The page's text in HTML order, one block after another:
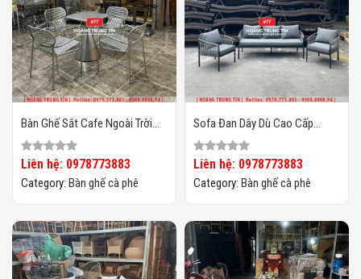
Bàn Ghế Sắt Cafe Ngoài Trời
HTT25
Liên hệ: 0978773883
Category: Bàn ghế cà phê
Sofa Đan Dây Dù Cao Cấp
HTT04
Liên hệ: 0978773883
Category: Bàn ghế cà phê